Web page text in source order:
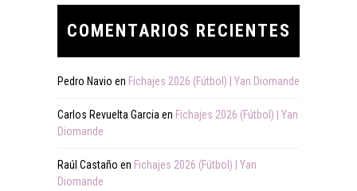
COMENTARIOS RECIENTES
Pedro Navio en Fichajes 2026 (Fútbol) | Yan Diomande
Carlos Revuelta Garcia en Fichajes 2026 (Fútbol) | Yan
Diomande
Raúl Castaño en Fichajes 2026 (Fútbol) | Yan
Diomande